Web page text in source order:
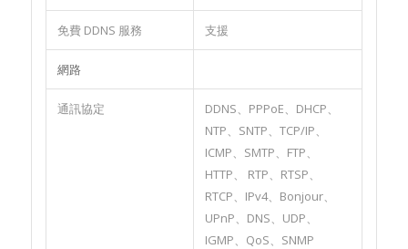
免費 DDNS 服務 支援
網路
通訊協定
DDNS、PPPoE、DHCP、
NTP、SNTP、TCP/IP、
ICMP、SMTP、FTP、
HTTP、 RTP、RTSP、
RTCP、IPv4、Bonjour、
UPnP、DNS、UDP、
IGMP、QoS、SNMP